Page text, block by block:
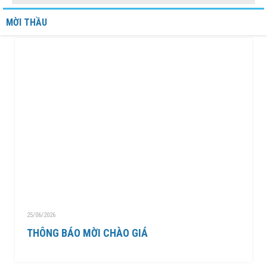
MỜI THẦU
25/06/2026
THÔNG BÁO MỜI CHÀO GIÁ